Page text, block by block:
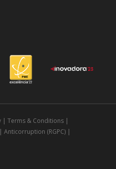
| Terms & Conditions|
| Anticorruption (RGPC)|